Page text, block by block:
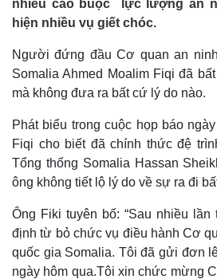
nhiều cáo buộc lực lượng an
hiện nhiều vụ giết chóc.
Người đứng đầu Cơ quan an
Somalia Ahmed Moalim Fiqi đã
mà không đưa ra bất cứ lý do nào.
Phát biểu trong cuộc họp báo
Fiqi cho biết đã chính thức đệ
Tổng thống Somalia Hassan
ông không tiết lộ lý do về sự ra đi
Ông Fiki tuyên bố: “Sau nhiều lần
định từ bỏ chức vụ điều hành Cơ
quốc gia Somalia. Tôi đã gửi đơn
ngày hôm qua.Tôi xin chức mừng